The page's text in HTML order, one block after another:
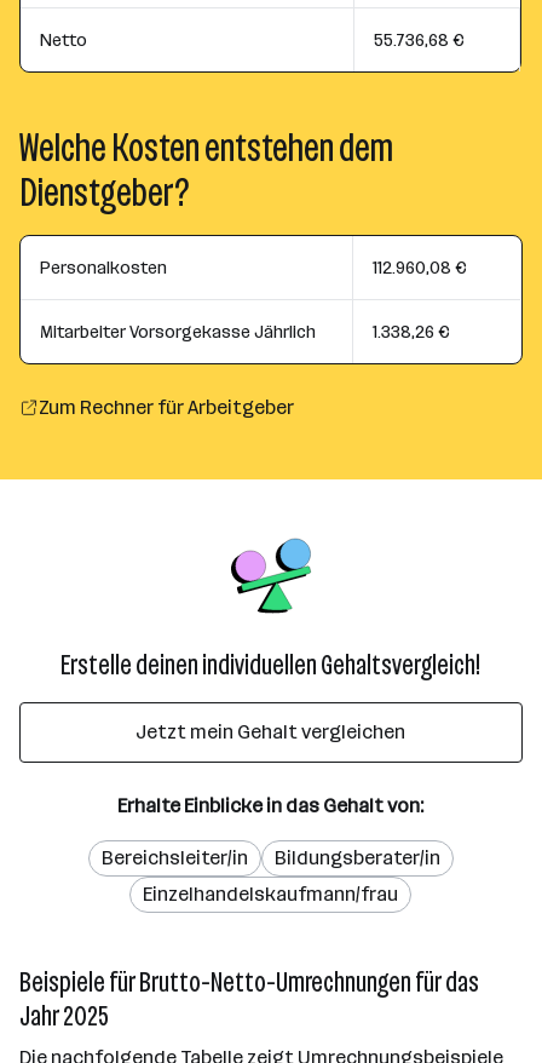
Netto 55.736,68 €
Welche Kosten entstehen dem
Dienstgeber?
Personalkosten 112.960,08 €
Mitarbeiter Vorsorgekasse Jährlich 1.338,26 €
Zum Rechner für Arbeitgeber
Erstelle deinen individuellen Gehaltsvergleich!
Jetzt mein Gehalt vergleichen
Erhalte Einblicke in das Gehalt von:
Bereichsleiter/in
Bildungsberater/in
Einzelhandelskaufmann/frau
Beispiele für Brutto-Netto-Umrechnungen für das
Jahr 2025
Die nachfolgende Tabelle zeigt Umrechnungsbeispiele